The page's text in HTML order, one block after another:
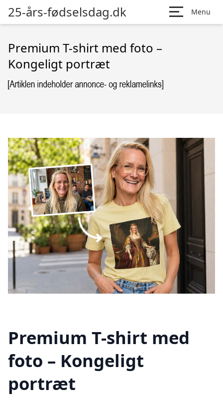
25-års-fødselsdag.dk Menu
Premium T-shirt med foto –
Kongeligt portræt
Premium T-shirt med
foto – Kongeligt
portræt